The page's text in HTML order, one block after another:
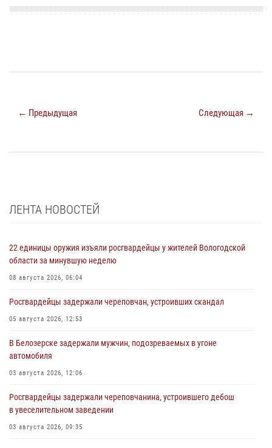
← Предыдущая Следующая →
ЛЕНТА НОВОСТЕЙ
22 единицы оружия изъяли росгвардейцы у жителей Вологодской
области за минувшую неделю
08 августа 2026, 06:04
Росгвардейцы задержали череповчан, устроивших скандал
05 августа 2026, 12:53
В Белозерске задержали мужчин, подозреваемых в угоне
автомобиля
03 августа 2026, 12:06
Росгвардейцы задержали череповчанина, устроившего дебош
в увеселительном заведении
03 августа 2026, 09:35